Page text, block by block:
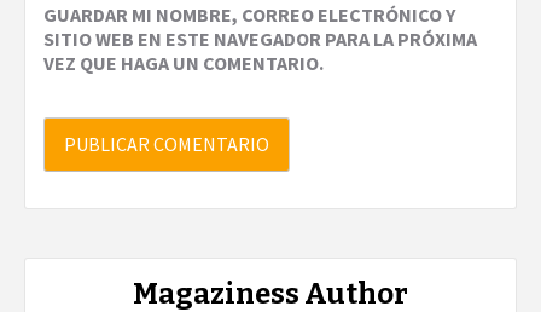
GUARDAR MI NOMBRE, CORREO ELECTRÓNICO Y
SITIO WEB EN ESTE NAVEGADOR PARA LA PRÓXIMA
VEZ QUE HAGA UN COMENTARIO.
Magaziness Author